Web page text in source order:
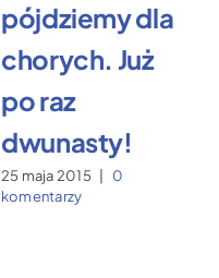
pójdziemy dla
chorych. Już
po raz
dwunasty!
25 maja 2015
0
komentarzy